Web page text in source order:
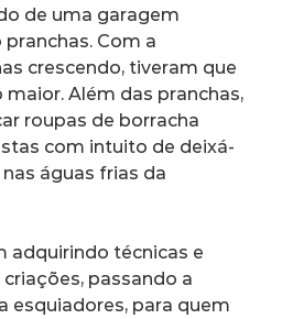
de uma garagem
Com a
crescendo, tiveram que
Além das pranchas,
roupas de borracha
com intuito de deixá-
águas frias da
adquirindo técnicas e
passando a
esquiadores, para quem